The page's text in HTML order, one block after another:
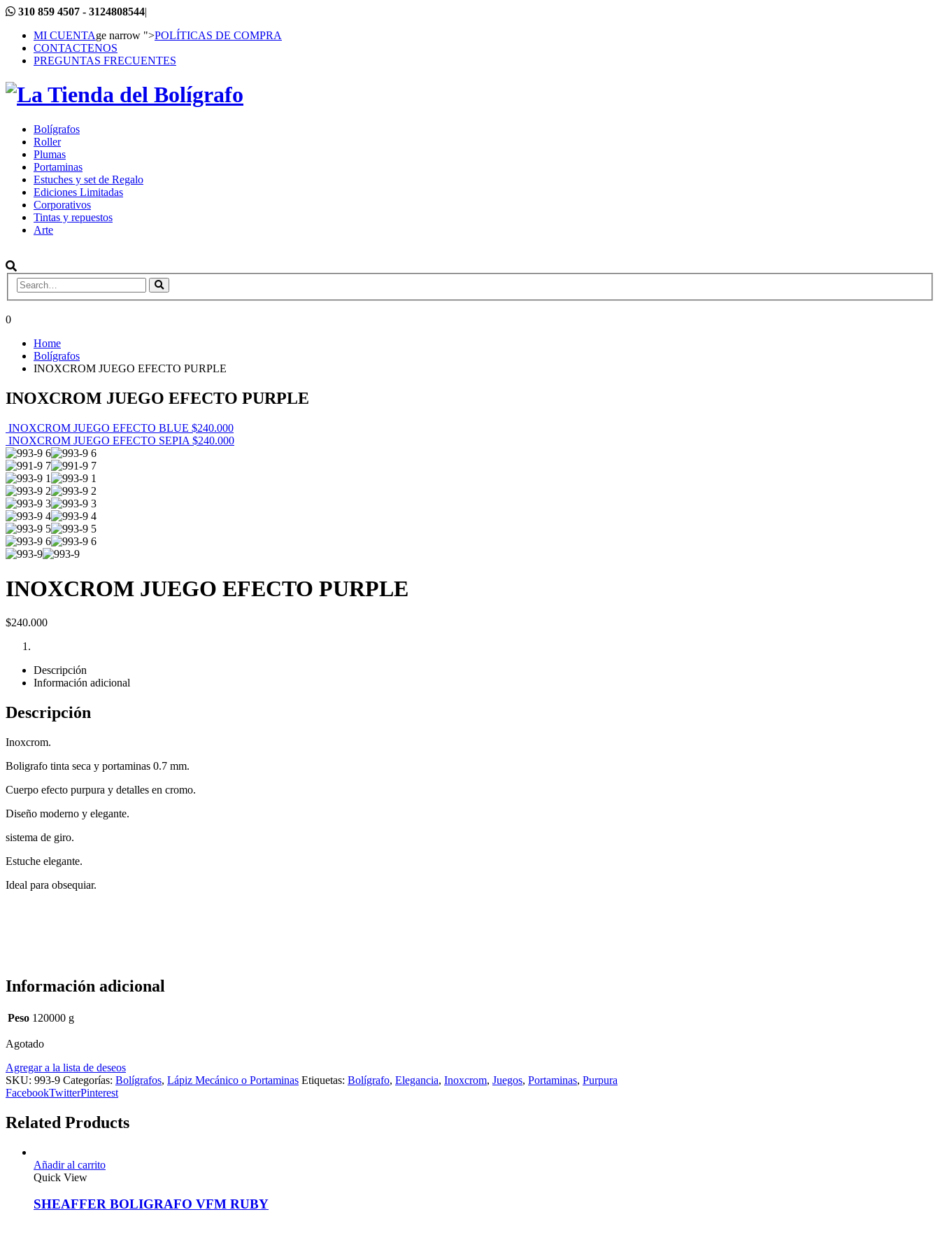
310 859 4507 - 3124808544|
MI CUENTAge narrow ">POLÍTICAS DE COMPRA
CONTACTENOS
PREGUNTAS FRECUENTES
Bolígrafos
Roller
Plumas
Portaminas
Estuches y set de Regalo
Ediciones Limitadas
Corporativos
Tintas y repuestos
Arte
0
Home
Bolígrafos
INOXCROM JUEGO EFECTO PURPLE
INOXCROM JUEGO EFECTO PURPLE
INOXCROM JUEGO EFECTO BLUE $240.000
INOXCROM JUEGO EFECTO SEPIA $240.000
INOXCROM JUEGO EFECTO PURPLE
$240.000
Descripción
Información adicional
Descripción
Inoxcrom.
Boligrafo tinta seca y portaminas 0.7 mm.
Cuerpo efecto purpura y detalles en cromo.
Diseño moderno y elegante.
sistema de giro.
Estuche elegante.
Ideal para obsequiar.
Información adicional
Peso 120000 g
Agotado
Agregar a la lista de deseos
SKU: 993-9 Categorías: Bolígrafos, Lápiz Mecánico o Portaminas Etiquetas: Bolígrafo, Elegancia, Inoxcrom, Juegos, Portaminas, Purpura
FacebookTwitterPinterest
Related Products
Añadir al carrito
Quick View
SHEAFFER BOLIGRAFO VFM RUBY